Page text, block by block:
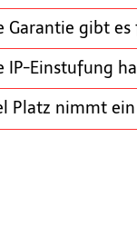
Garantie gibt es
IP-Einstufung
Platz nimmt ein